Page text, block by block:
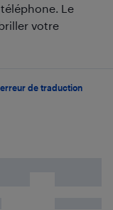
Le
votre
de traduction